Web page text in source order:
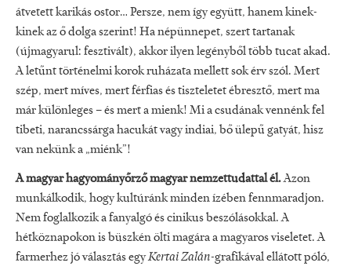
átvetett karikás ostor… Persze, nem így együtt, hanem kinek-
kinek az ő dolga szerint! Ha népünnepet, szert tartanak
(újmagyarul: fesztivált), akkor ilyen legényből több tucat akad.
A letűnt történelmi korok ruházata mellett sok érv szól. Mert
szép, mert míves, mert férfias és tiszteletet ébresztő, mert ma
már különleges – és mert a mienk! Mi a csudának vennénk fel
tibeti, narancssárga hacukát vagy indiai, bő ülepű gatyát, hisz
van nekünk a „miénk”!
A magyar hagyományőrző magyar nemzettudattal él.Azon
munkálkodik, hogy kultúránk minden ízében fennmaradjon.
Nem foglalkozik a fanyalgó és cinikus beszólásokkal. A
hétköznapokon is büszkén ölti magára a magyaros viseletet. A
farmerhez jó választás egyKertai Zalán-grafikával ellátott póló,